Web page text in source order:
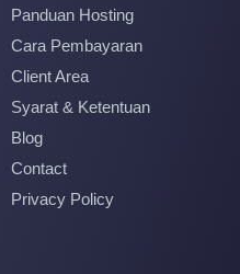
Panduan Hosting
Cara Pembayaran
Client Area
Syarat & Ketentuan
Blog
Contact
Privacy Policy